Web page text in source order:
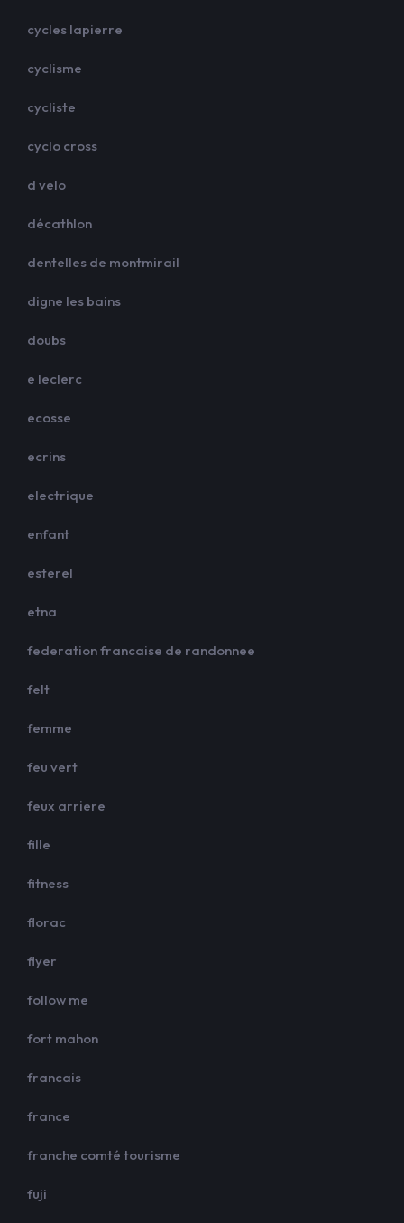
cycles lapierre
cyclisme
cycliste
cyclo cross
d velo
décathlon
dentelles de montmirail
digne les bains
doubs
e leclerc
ecosse
ecrins
electrique
enfant
esterel
etna
federation francaise de randonnee
felt
femme
feu vert
feux arriere
fille
fitness
florac
flyer
follow me
fort mahon
francais
france
franche comté tourisme
fuji